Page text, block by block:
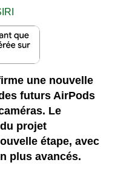
une nouvelle
futurs AirPods
Le
projet
étape, avec
plus avancés.